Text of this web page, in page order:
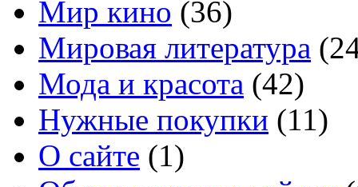
Мир кино (36)
Мировая литература
Мода и красота (42)
Нужные покупки (11)
О сайте (1)